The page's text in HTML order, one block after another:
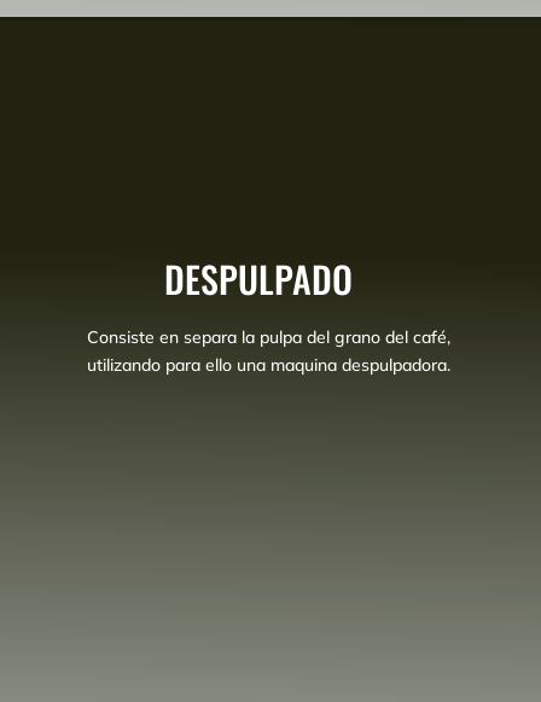
DESPULPADO
Consiste en separa la pulpa del grano del café,
utilizando para ello una maquina despulpadora.